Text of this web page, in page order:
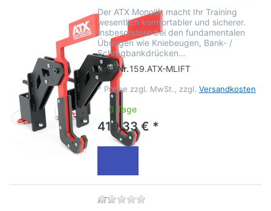
Der ATX Monolift macht Ihr Training
wesentlich komfortabler und sicherer.
Insbesondere bei den fundamentalen
Übungen wie Kniebeugen, Bank- /
Schrägbankdrücken…
Art.-Nr.159.ATX-MLIFT
* Preise zzgl. MwSt., zzgl. Versandkosten
6 Tage
419,33 € *
ATX Zu diesem Produkt liegen